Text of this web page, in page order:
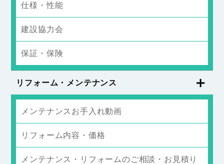
仕様・性能
建設協力会
保証・保険
リフォーム・メンテナンス
メンテナンスお手入れ動画
リフォーム内容・価格
メンテナンス・リフォームのご相談・お見積り